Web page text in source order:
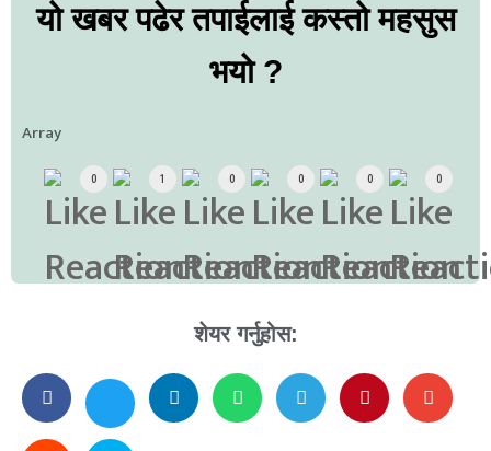
यो खबर पढेर तपाईलाई कस्तो महसुस
भयो ?
Array
0 1 0 0 0 0
शेयर गर्नुहोस: